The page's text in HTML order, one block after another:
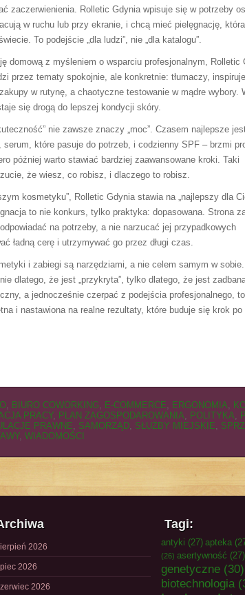
zaczerwienienia. Rolletic Gdynia wpisuje się w potrzeby
w ruchu lub przy ekranie, i chcą mieć pielęgnację, która
To podejście „dla ludzi”, nie „dla katalogu”.
domową z myśleniem o wsparciu profesjonalnym, Rolletic
przez tematy spokojnie, ale konkretnie: tłumaczy,
w rutynę, a chaotyczne testowanie w mądre wybory.
się drogą do lepszej kondycji skóry.
nie zawsze znaczy „moc”. Czasem najlepsze
które pasuje do potrzeb, i codzienny SPF – brzmi
później warto stawiać bardziej zaawansowane kroki. Taki
że wiesz, co robisz, i dlaczego to robisz.
kosmetyku”, Rolletic Gdynia stawia na „najlepszy dla
to nie konkurs, tylko praktyka: dopasowana. Strona
na potrzeby, a nie narzucać jej przypadkowych
ładną cerę i utrzymywać go przez długi czas.
i zabiegi są narzędziami, a nie celem samym w
dlatego, że jest „przykryta”, tylko dlatego, że jest
a jednocześnie czerpać z podejścia profesjonalnego, to
i nastawiona na realne rezultaty, które buduje się krok po
, BIURO COWORKING, E-COMMERCE, ERGONOMIA,
PRACY, PLAN ZAGOSPODAROWANIA, POLITYKA,
PRAWNE, SAMORZĄD, SŁUŻBY MIEJSKIE,
, WIADOMOŚCI
2026
2026
2026
Tagi:
antyki (27) apteka
(26) asertywność (27)
genetyczne (30)
biotechnologia